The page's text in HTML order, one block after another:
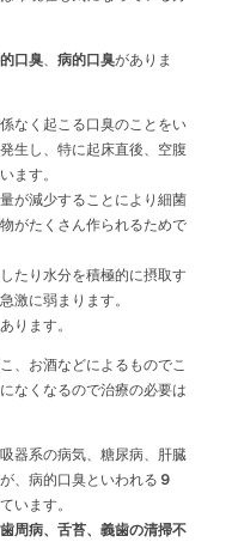
口臭、 病的口臭がありま
なく起こる口臭のことをい
生し、特に起床直後、空腹
ます。
が減少することにより細菌
がたくさん作られるためで
たり水分を積極的に摂取す
激に弱まります。
ります。
、お酒などによるものでこ
なくなるので治療の必要は
器系の病気、糖尿病、肝臓
、病的口臭といわれる ９
います。
周病、舌苔、義歯の清掃不